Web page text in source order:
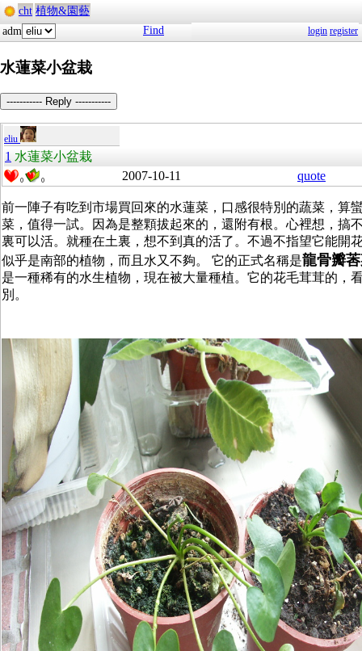
cht 植物&園藝
adm
Find login register
水蓮菜小盆栽
----------- Reply -----------
eliu
1 水蓮菜小盆栽
0 0 2007-10-11 quote
前一陣子有吃到市場買回來的水蓮菜，口感很特別的蔬菜，算
菜，值得一試。因為是整顆拔起來的，還附有根。心裡想，搞
裏可以活。就種在土裏，想不到真的活了。不過不指望它能開
似乎是南部的植物，而且水又不夠。 它的正式名稱是龍骨瓣
是一種稀有的水生植物，現在被大量種植。它的花毛茸茸的，
別。